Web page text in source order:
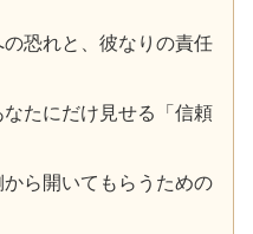
恐れと、彼なりの責任
たにだけ見せる「信頼
ら開いてもらうための